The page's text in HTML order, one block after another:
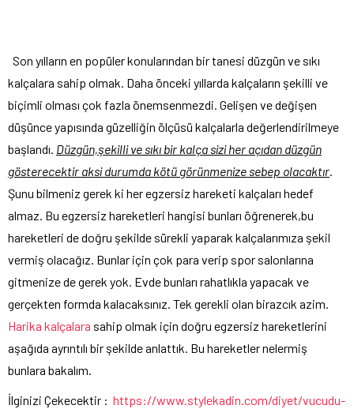
Son yılların en popüler konularından bir tanesi düzgün ve sıkı
kalçalara sahip olmak. Daha önceki yıllarda kalçaların şekilli ve
biçimli olması çok fazla önemsenmezdi. Gelişen ve değişen
düşünce yapısında güzelliğin ölçüsü kalçalarla değerlendirilmeye
başlandı. Düzgün,şekilli ve sıkı bir kalça sizi her açıdan düzgün
gösterecektir aksi durumda kötü görünmenize sebep olacaktır.
Şunu bilmeniz gerek ki her egzersiz hareketi kalçaları hedef
almaz. Bu egzersiz hareketleri hangisi bunları öğrenerek,bu
hareketleri de doğru şekilde sürekli yaparak kalçalarımıza şekil
vermiş olacağız. Bunlar için çok para verip spor salonlarına
gitmenize de gerek yok. Evde bunları rahatlıkla yapacak ve
gerçekten formda kalacaksınız. Tek gerekli olan birazcık azim.
Harika kalçalara sahip olmak için doğru egzersiz hareketlerini
aşağıda ayrıntılı bir şekilde anlattık. Bu hareketler nelermiş
bunlara bakalım.
İlginizi Çekecektir : https://www.stylekadin.com/diyet/vucudu-